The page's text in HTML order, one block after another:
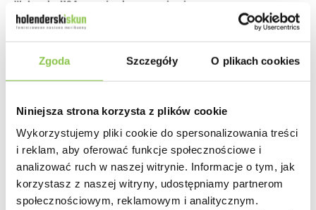
Zgoda Szczegóły O plikach cookies
Niniejsza strona korzysta z plików cookie
Wykorzystujemy pliki cookie do spersonalizowania treści
i reklam, aby oferować funkcje społecznościowe i
analizować ruch w naszej witrynie. Informacje o tym, jak
korzystasz z naszej witryny, udostępniamy partnerom
społecznościowym, reklamowym i analitycznym.
Wybrzeża USA na najwyższym poziomie
Działanie
Mocne, euforyczne
Smak
Wiśniowy, śliwki, moreli, karmelu, kawy